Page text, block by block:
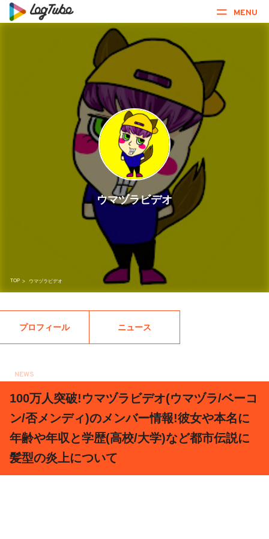
MENU
ウマヅラビデオ
TOP > ウマヅラビデオ
プロフィール ニュース
NEWS
100万人突破!ウマヅラビデオ(ウマヅラ/ベーコ
ン/否メンディ)のメンバー情報!彼女や本名に
年齢や年収と学歴(高校/大学)など都市伝説に
髪型の炎上について